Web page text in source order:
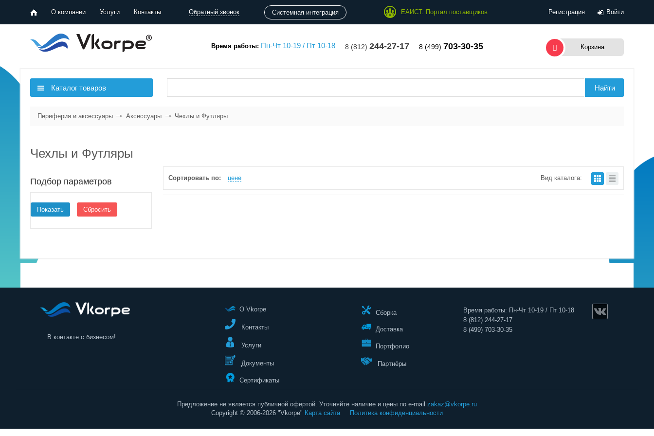
О компании Услуги Контакты Обратный звонок Системная интеграция ЕАИСТ. Портал поставщиков Регистрация Войти
Время работы: Пн-Чт 10-19 / Пт 10-18 8 (812) 244-27-17 8 (499) 703-30-35 Корзина
Каталог товаров
Периферия и аксессуары Аксессуары Чехлы и Футляры
Чехлы и Футляры
Подбор параметров Сортировать по: цене Вид каталога:
плитками
В контакте с бизнесом!
О Vkorpe
Контакты
Услуги
Документы
Сертификаты
Сборка
Доставка
Портфолио
Партнёры
Время работы: Пн-Чт 10-19 / Пт 10-18
8 (812) 244-27-17
8 (499) 703-30-35
Предложение не является публичной офертой. Уточняйте наличие и цены по e-mail zakaz@vkorpe.ru
Copyright © 2006-2026 "Vkorpe" Карта сайта Политика конфиденциальности
Мониторы
Мыши и клавиатуры
Внешние HDD, USB, Flash, картридеры, карты памяти
Аксессуары
Конгресс пульты
Видеоконференцсвязь